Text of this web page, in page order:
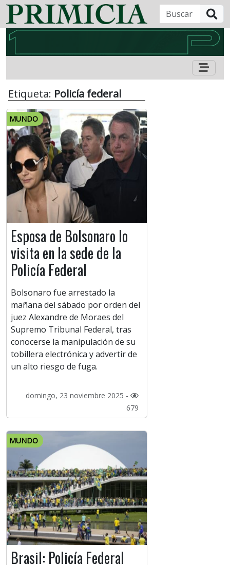
Etiqueta: Policía federal
MUNDO
Esposa de Bolsonaro lo
visita en la sede de la
Policía Federal
Bolsonaro fue arrestado la
mañana del sábado por orden del
juez Alexandre de Moraes del
Supremo Tribunal Federal, tras
conocerse la manipulación de su
tobillera electrónica y advertir de
un alto riesgo de fuga.
domingo, 23 noviembre 2025 -
679
MUNDO
Brasil: Policía Federal